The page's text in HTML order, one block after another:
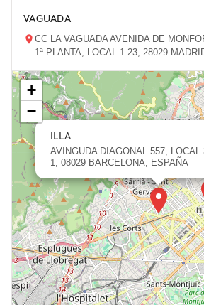
VAGUADA
CC LA VAGUADA AVENIDA DE
1ª PLANTA, LOCAL 1.23, 28029
ZARAGOZA
PASEO DE LA INDEPENDENCIA 31,
ESPAÑA
ILLA
AVINGUDA DIAGONAL 557, LOCAL
1, 08029 BARCELONA, ESPAÑA
+
−